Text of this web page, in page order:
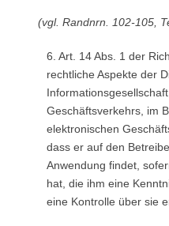
(vgl. Randnrn. 102-105,
6. Art. 14 Abs. 1 der
rechtliche Aspekte der
Geschäftsverkehrs, im
elektronischen
dass er auf den
Anwendung findet,
hat, die ihm eine
eine Kontrolle über sie